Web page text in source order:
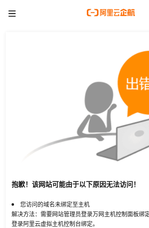
抱歉！该网站可能由于以下原因无法访问！
您访问的域名未绑定至主机
解决方法：需要网站管理员登录万网主机控制面板绑
登录阿里云虚拟主机控制台绑定。